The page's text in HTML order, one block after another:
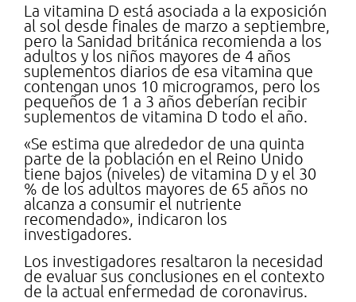
La vitamina D está asociada a la exposición
al sol desde finales de marzo a septiembre,
pero la Sanidad británica recomienda a los
adultos y los niños mayores de 4 años
suplementos diarios de esa vitamina que
contengan unos 10 microgramos, pero los
pequeños de 1 a 3 años deberían recibir
suplementos de vitamina D todo el año.
«Se estima que alrededor de una quinta
parte de la población en el Reino Unido
tiene bajos (niveles) de vitamina D y el 30
% de los adultos mayores de 65 años no
alcanza a consumir el nutriente
recomendado», indicaron los
investigadores.
Los investigadores resaltaron la necesidad
de evaluar sus conclusiones en el contexto
de la actual enfermedad de coronavirus.